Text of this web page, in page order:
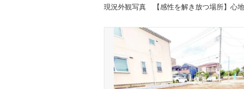
現況外観写真